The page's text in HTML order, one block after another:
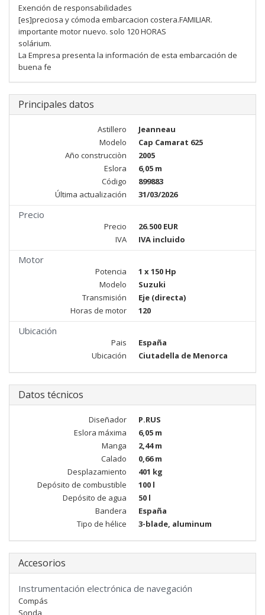
Exención de responsabilidades
[es]preciosa y cómoda embarcacion costera.FAMILIAR.
importante motor nuevo. solo 120 HORAS
solárium.
La Empresa presenta la información de esta embarcación de
buena fe
Principales datos
Astillero
Jeanneau
Modelo
Cap Camarat 625
Año construcciòn
2005
Eslora
6,05 m
Código
899883
Última actualización
31/03/2026
Precio
Precio
26.500 EUR
IVA
IVA incluido
Motor
Potencia
1 x 150 Hp
Modelo
Suzuki
Transmisión
Eje (directa)
Horas de motor
120
Ubicación
Pais
España
Ubicación
Ciutadella de Menorca
Datos técnicos
Diseñador
P.RUS
Eslora máxima
6,05 m
Manga
2,44 m
Calado
0,66 m
Desplazamiento
401 kg
Depósito de combustible
100 l
Depósito de agua
50 l
Bandera
España
Tipo de hélice
3-blade, aluminum
Accesorios
Instrumentación electrónica de navegación
Compás
Sonda